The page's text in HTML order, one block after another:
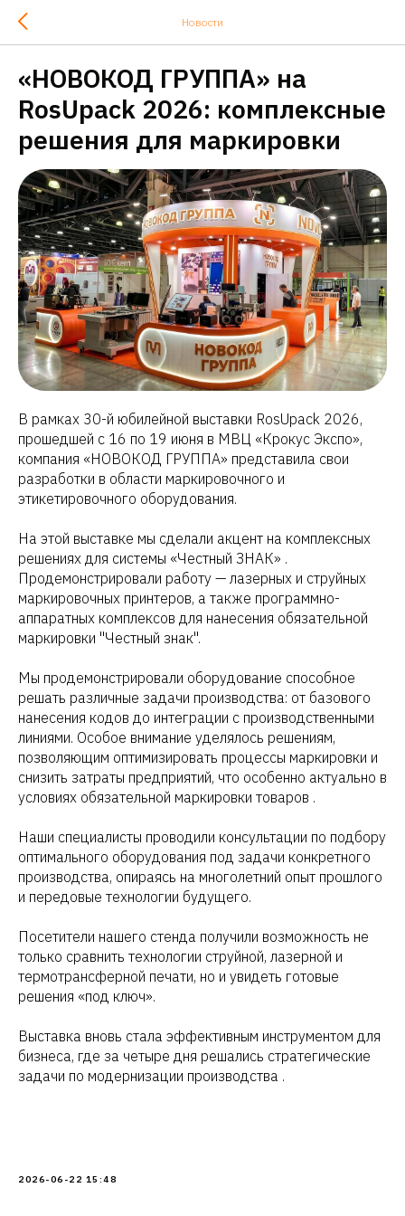
Новости
«НОВОКОД ГРУППА» на
RosUpack 2026: комплексные
решения для маркировки
В рамках 30-й юбилейной выставки RosUpack 2026,
прошедшей с 16 по 19 июня в МВЦ «Крокус Экспо»,
компания «НОВОКОД ГРУППА» представила свои
разработки в области маркировочного и
этикетировочного оборудования.
На этой выставке мы сделали акцент на комплексных
решениях для системы «Честный ЗНАК» .
Продемонстрировали работу — лазерных и струйных
маркировочных принтеров, а также программно-
аппаратных комплексов для нанесения обязательной
маркировки "Честный знак".
Мы продемонстрировали оборудование способное
решать различные задачи производства: от базового
нанесения кодов до интеграции с производственными
линиями. Особое внимание уделялось решениям,
позволяющим оптимизировать процессы маркировки и
снизить затраты предприятий, что особенно актуально в
условиях обязательной маркировки товаров .
Наши специалисты проводили консультации по подбору
оптимального оборудования под задачи конкретного
производства, опираясь на многолетний опыт прошлого
и передовые технологии будущего.
Посетители нашего стенда получили возможность не
только сравнить технологии струйной, лазерной и
термотрансферной печати, но и увидеть готовые
решения «под ключ».
Выставка вновь стала эффективным инструментом для
бизнеса, где за четыре дня решались стратегические
задачи по модернизации производства .
2026-06-22 15:48